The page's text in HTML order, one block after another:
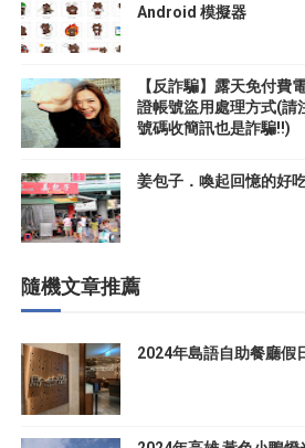
Android 模擬器
【反詐騙】露天免付費
證帳號盜用處理方式(請
號碼收簡訊也是詐騙!!)
姜包子．喚起回憶的好
隨機文章推薦
2024年島語自助餐廳假